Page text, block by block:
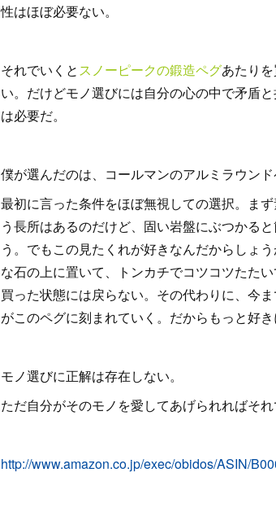
性はほぼ必要ない。
それでいくと スノーピークの鍛造ペグあたり
い。だけどモノ選びには自分の心の中で矛盾
は必要だ。
僕が選んだのは、コールマンのアルミラウンド
最初に言った条件をほぼ無視しての選択。ま
う長所はあるのだけど、固い岩盤にぶつかる
う。でもこの見たくれが好きなんだからしょ
な石の上に置いて、トンカチでコツコツたた
買った状態には戻らない。その代わりに、今
がこのペグに刻まれていく。だからもっと好き
モノ選びに正解は存在しない。
ただ自分がそのモノを愛してあげられればそれ
http://www.amazon.co.jp/exec/obidos/ASIN/